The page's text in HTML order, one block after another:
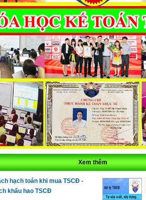
Xem thêm
hạch toán khi mua TSCĐ -
khấu hao TSCĐ